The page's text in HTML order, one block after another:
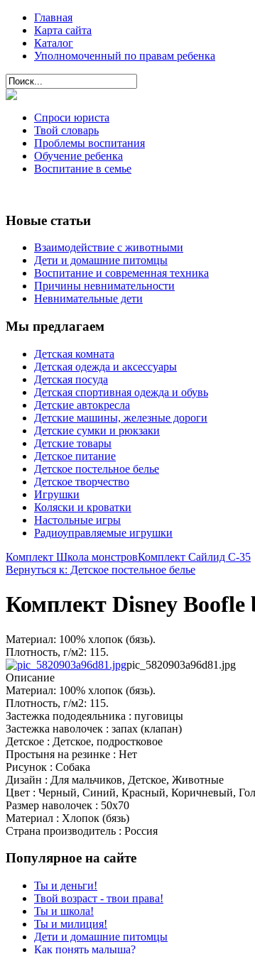
Главная
Карта сайта
Каталог
Уполномоченный по правам ребенка
Спроси юриста
Твой словарь
Проблемы воспитания
Обучение ребенка
Воспитание в семье
Новые статьи
Взаимодействие с животными
Дети и домашние питомцы
Воспитание и современная техника
Причины невнимательности
Невнимательные дети
Мы предлагаем
Детская комната
Детская одежда и аксессуары
Детская посуда
Детская спортивная одежда и обувь
Детские автокресла
Детские машины, железные дороги
Детские сумки и рюкзаки
Детские товары
Детское питание
Детское постельное белье
Детское творчество
Игрушки
Коляски и кроватки
Настольные игры
Радиоуправляемые игрушки
Комплект Школа монстровКомплект Сайлид С-35
Вернуться к: Детское постельное белье
Комплект Disney Boofle
Материал: 100% хлопок (бязь).
Плотность, г/м2: 115.
pic_5820903a96d81.jpg
Описание
Материал: 100% хлопок (бязь).
Плотность, г/м2: 115.
Застежка пододеяльника : пуговицы
Застежка наволочек : запах (клапан)
Детское : Детское, подростковое
Простыня на резинке : Нет
Рисунок : Собака
Дизайн : Для мальчиков, Детское, Животные
Цвет : Черный, Синий, Красный, Коричневый,
Размер наволочек : 50x70
Материал : Хлопок (бязь)
Страна производитель : Россия
Популярное на сайте
Ты и деньги!
Твой возраст - твои права!
Ты и школа!
Ты и милиция!
Дети и домашние питомцы
Как понять малыша?